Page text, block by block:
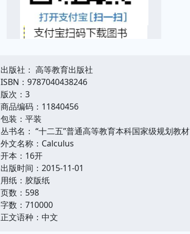
出版社： 高等教育出版社
ISBN：9787040438246
版次：3
商品编码：11840456
包装：平装
丛书名： “十二五”普通高等教育本科国家级规划教材
外文名称：Calculus
开本：16开
出版时间：2015-11-01
用纸：胶版纸
页数：598
字数：710000
正文语种：中文